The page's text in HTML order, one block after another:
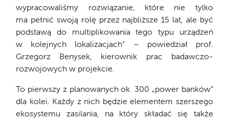
wypracowaliśmy rozwiązanie, które nie tylko
ma pełnić swoją rolę przez najbliższe 15 lat, ale być
podstawą do multiplikowania tego typu urządzeń
w kolejnych lokalizacjach” – powiedział prof.
Grzegorz Benysek, kierownik prac badawczo-
rozwojowych w projekcie.
To pierwszy z planowanych ok. 300 „power banków”
dla kolei. Każdy z nich będzie elementem szerszego
ekosystemu zasilania, na który składać się także